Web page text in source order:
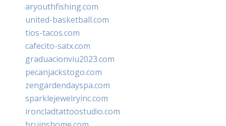
aryouthfishing.com
united-basketball.com
tios-tacos.com
cafecito-satx.com
graduacionviu2023.com
pecanjackstogo.com
zengardendayspa.com
sparklejewelryinc.com
ironcladtattoostudio.com